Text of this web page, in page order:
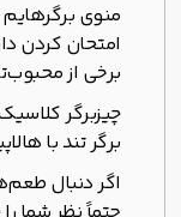
منوی
امتحان کردن
برخی از
چیزبرگر
برگر تند با
اگر دنبال